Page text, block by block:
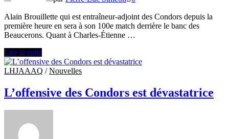
Alain Brouillette qui est entraîneur-adjoint des Condors depuis la
première heure en sera à son 100e match derrière le banc des
Beaucerons. Quant à Charles-Étienne …
Les
Condors
reprennent
route
pour
Lire la suite
LHJAAAQ /Nouvelles
L’offensive des Condors est dévastatrice